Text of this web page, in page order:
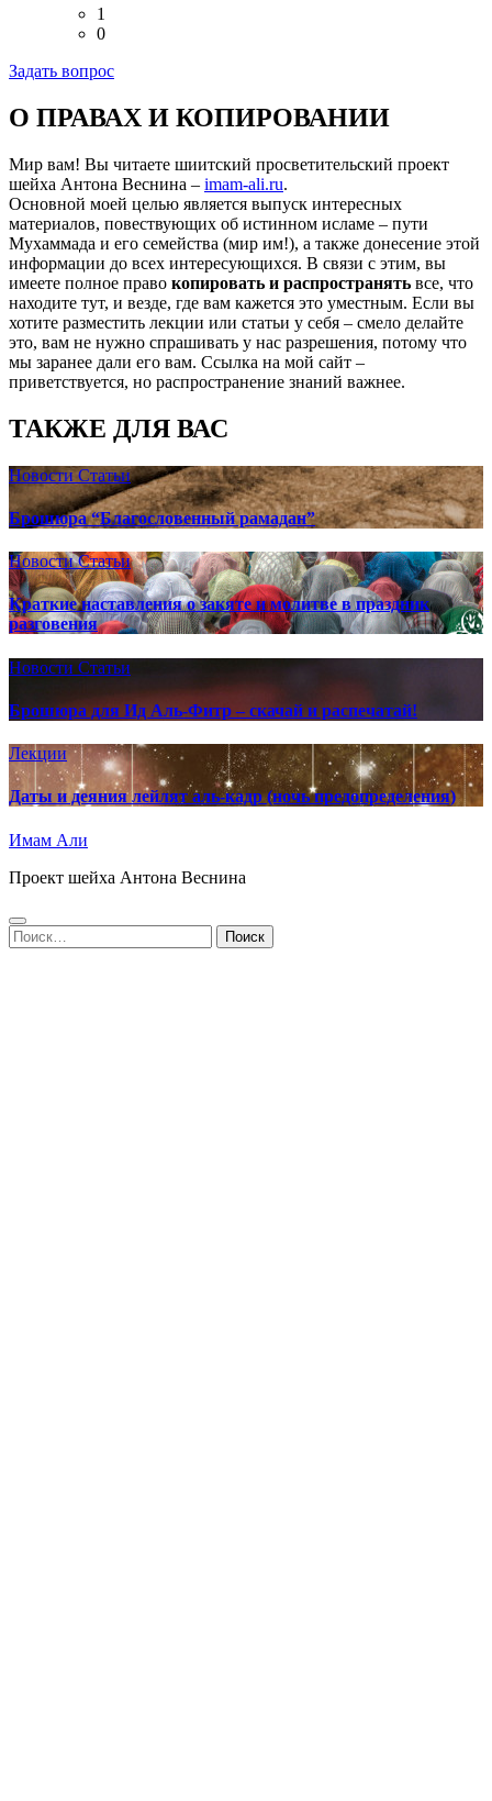
1
0
Задать вопрос
О ПРАВАХ И КОПИРОВАНИИ
Мир вам! Вы читаете шиитский просветительский проект
шейха Антона Веснина – imam-ali.ru.
Основной моей целью является выпуск интересных
материалов, повествующих об истинном исламе – пути
Мухаммада и его семейства (мир им!), а также донесение этой
информации до всех интересующихся. В связи с этим, вы
имеете полное право копировать и распространять все, что
находите тут, и везде, где вам кажется это уместным. Если вы
хотите разместить лекции или статьи у себя – смело делайте
это, вам не нужно спрашивать у нас разрешения, потому что
мы заранее дали его вам. Ссылка на мой сайт –
приветствуется, но распространение знаний важнее.
ТАКЖЕ ДЛЯ ВАС
НовостиСтатьи
Брошюра “Благословенный рамадан”
НовостиСтатьи
Краткие наставления о закяте и молитве в праздник
разговения
Новости Статьи
Брошюра для Ид Аль-Фитр – скачай и распечатай!
Лекции
Даты и деяния лейлят аль-кадр (ночь предопределения)
Имам Али
Проект шейха Антона Веснина
Найти: